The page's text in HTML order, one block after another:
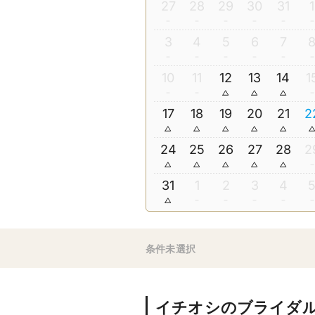
27 28 29 30 31 1
3 4 5 6 7
10 11 12 13 14
17 18 19 20 21
24 25 26 27 28
31 1 2 3 4
条件未選択
イチオシのブライダ